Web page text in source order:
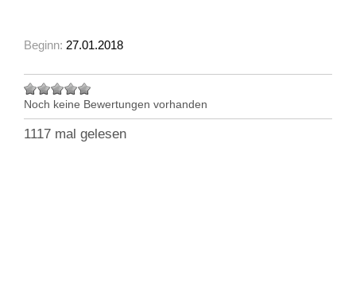
Beginn: 27.01.2018
Noch keine Bewertungen vorhanden
1117 mal gelesen